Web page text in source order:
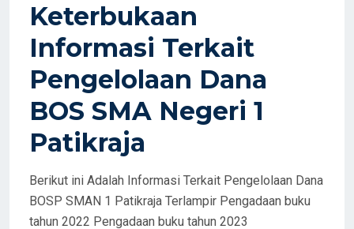
O
N
Keterbukaan
Informasi Terkait
Pengelolaan Dana
BOS SMA Negeri 1
Patikraja
Berikut ini Adalah Informasi Terkait Pengelolaan Dana
BOSP SMAN 1 Patikraja Terlampir Pengadaan buku
tahun 2022 Pengadaan buku tahun 2023